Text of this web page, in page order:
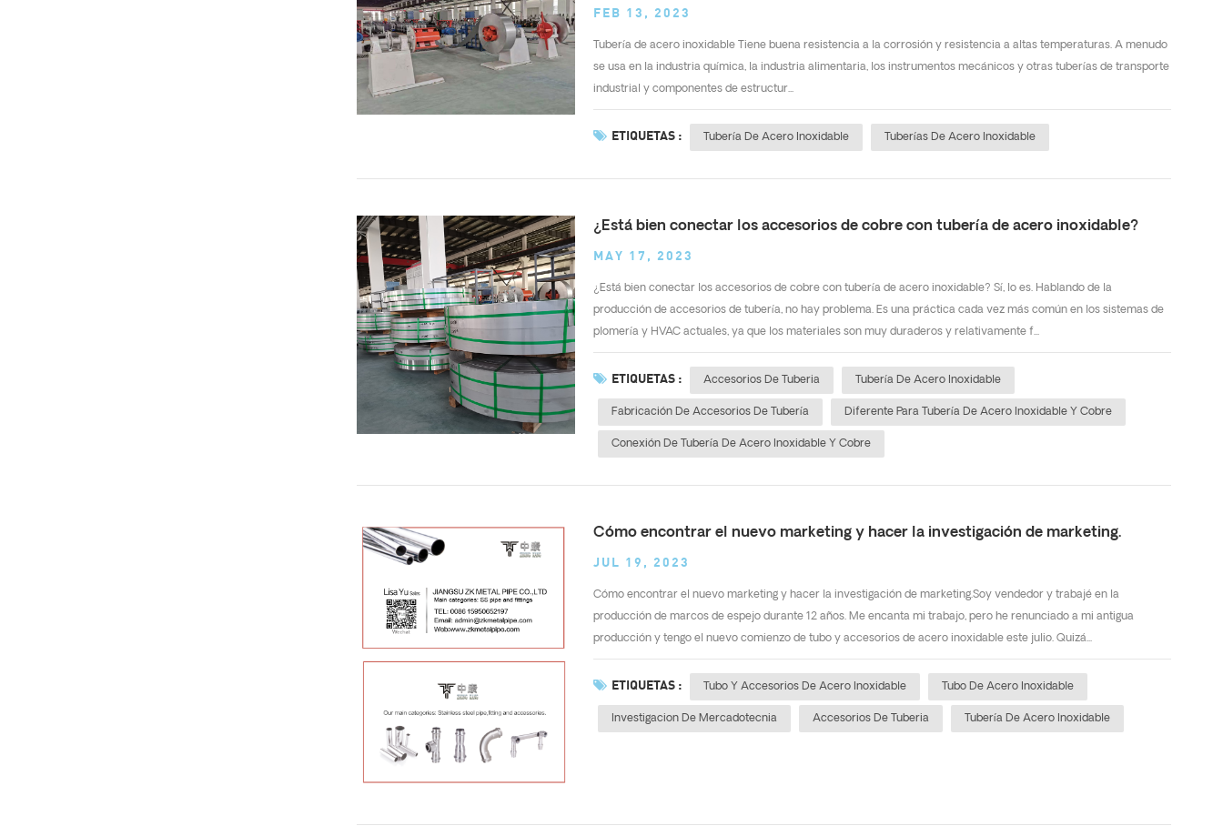
FEB 13, 2023
Tubería de acero inoxidable Tiene buena resistencia a la corrosión y resistencia a altas temperaturas. A menudo
se usa en la industria química, la industria alimentaria, los instrumentos mecánicos y otras tuberías de transporte
industrial y componentes de estructur...
ETIQUETAS : Tubería De Acero Inoxidable Tuberías De Acero Inoxidable
¿Está bien conectar los accesorios de cobre con tubería de acero inoxidable?
MAY 17, 2023
¿Está bien conectar los accesorios de cobre con tubería de acero inoxidable? Sí, lo es. Hablando de la
producción de accesorios de tubería, no hay problema. Es una práctica cada vez más común en los sistemas de
plomería y HVAC actuales, ya que los materiales son muy duraderos y relativamente f...
ETIQUETAS : Accesorios De Tuberia Tubería De Acero Inoxidable
Fabricación De Accesorios De Tubería Diferente Para Tubería De Acero Inoxidable Y Cobre
Conexión De Tubería De Acero Inoxidable Y Cobre
Cómo encontrar el nuevo marketing y hacer la investigación de marketing.
JUL 19, 2023
Cómo encontrar el nuevo marketing y hacer la investigación de marketing.Soy vendedor y trabajé en la
producción de marcos de espejo durante 12 años. Me encanta mi trabajo, pero he renunciado a mi antigua
producción y tengo el nuevo comienzo de tubo y accesorios de acero inoxidable este julio. Quizá...
ETIQUETAS : Tubo Y Accesorios De Acero Inoxidable Tubo De Acero Inoxidable
Investigacion De Mercadotecnia Accesorios De Tuberia Tubería De Acero Inoxidable